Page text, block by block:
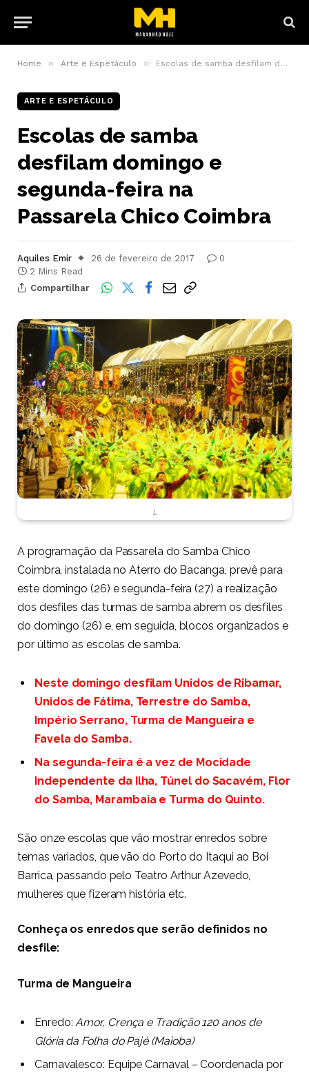
Home » Arte e Espetáculo » Escolas de samba desfilam domingo e segunda-feira na Passarela Chico Coimbra
ARTE E ESPETÁCULO
Escolas de samba
desfilam domingo e
segunda-feira na
Passarela Chico Coimbra
Aquiles Emir 26 de fevereiro de 2017
0
2 Mins Read
Compartilhar
L
A programação da Passarela do Samba Chico
Coimbra, instalada no Aterro do Bacanga, prevê para
este domingo (26) e segunda-feira (27) a realização
dos desfiles das turmas de samba abrem os desfiles
do domingo (26) e, em seguida, blocos organizados e
por último as escolas de samba.
Neste domingo desfilam Unidos de Ribamar,
Unidos de Fátima, Terrestre do Samba,
Império Serrano, Turma de Mangueira e
Favela do Samba.
Na segunda-feira é a vez de Mocidade
Independente da Ilha, Túnel do Sacavém, Flor
do Samba, Marambaia e Turma do Quinto.
São onze escolas que vão mostrar enredos sobre
temas variados, que vão do Porto do Itaqui ao Boi
Barrica, passando pelo Teatro Arthur Azevedo,
mulheres que fizeram história etc.
Conheça os enredos que serão definidos no
desfile:
Turma de Mangueira
Enredo: Amor, Crença e Tradição 120 anos de
Glória da Folha do Pajé (Maioba)
Carnavalesco: Equipe Carnaval – Coordenada por